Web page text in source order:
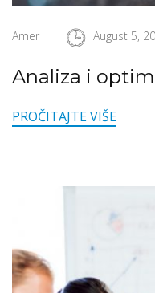
Amer August 5,
Analiza i
PROČITAJTE VIŠE